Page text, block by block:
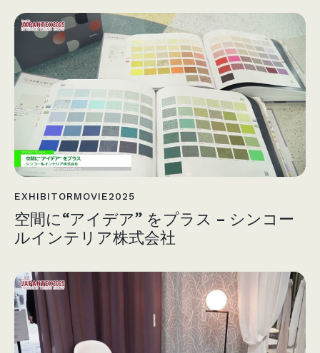
EXHIBITORMOVIE2025
空間に“アイデア” をプラス – シンコー
ルインテリア株式会社